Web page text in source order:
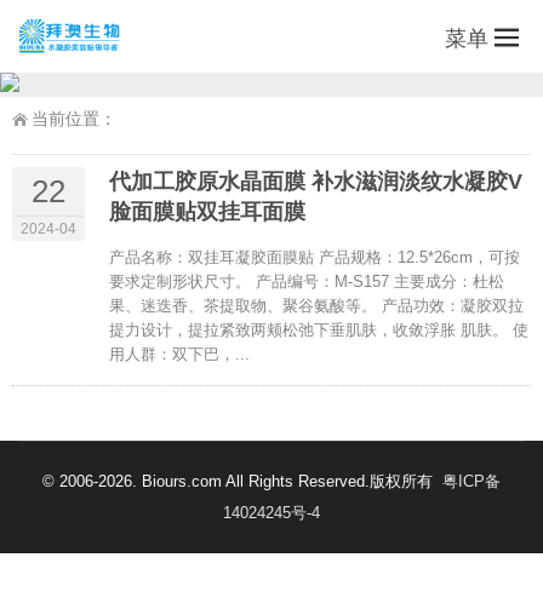
菜单
当前位置：
22
2024-04
代加工胶原水晶面膜 补水滋润淡纹水凝胶V
脸面膜贴双挂耳面膜
产品名称：双挂耳凝胶面膜贴 产品规格：12.5*26cm，可按
要求定制形状尺寸。 产品编号：M-S157 主要成分：杜松
果、迷迭香、茶提取物、聚谷氨酸等。 产品功效：凝胶双拉
提力设计，提拉紧致两颊松弛下垂肌肤，收敛浮胀 肌肤。 使
用人群：双下巴，...
© 2006-2026. Biours.com All Rights Reserved.版权所有 粤ICP备
14024245号-4